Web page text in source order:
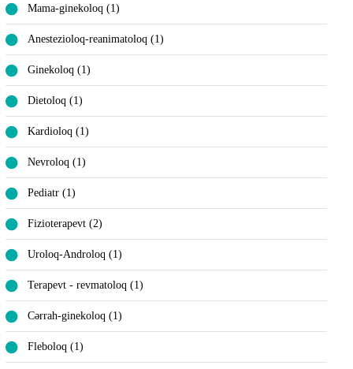
Mama-ginekoloq (1)
Anestezioloq-reanimatoloq (1)
Ginekoloq (1)
Dietoloq (1)
Kardioloq (1)
Nevroloq (1)
Pediatr (1)
Fizioterapevt (2)
Uroloq-Androloq (1)
Terapevt - revmatoloq (1)
Cərrah-ginekoloq (1)
Fleboloq (1)